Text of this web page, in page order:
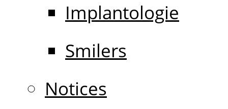
Implantologie
Smilers
Notices